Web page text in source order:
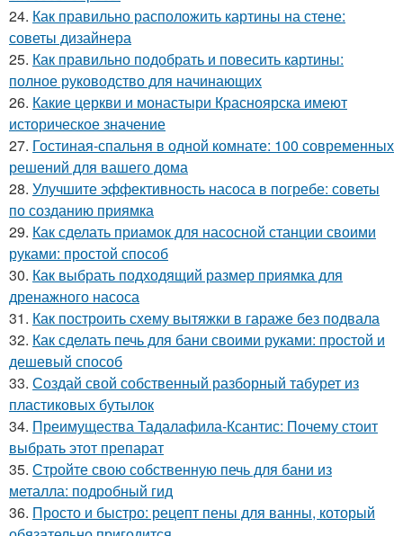
24. Как правильно расположить картины на стене:
советы дизайнера
25. Как правильно подобрать и повесить картины:
полное руководство для начинающих
26. Какие церкви и монастыри Красноярска имеют
историческое значение
27. Гостиная-спальня в одной комнате: 100 современных
решений для вашего дома
28. Улучшите эффективность насоса в погребе: советы
по созданию приямка
29. Как сделать приамок для насосной станции своими
руками: простой способ
30. Как выбрать подходящий размер приямка для
дренажного насоса
31. Как построить схему вытяжки в гараже без подвала
32. Как сделать печь для бани своими руками: простой и
дешевый способ
33. Создай свой собственный разборный табурет из
пластиковых бутылок
34. Преимущества Тадалафила-Ксантис: Почему стоит
выбрать этот препарат
35. Стройте свою собственную печь для бани из
металла: подробный гид
36. Просто и быстро: рецепт пены для ванны, который